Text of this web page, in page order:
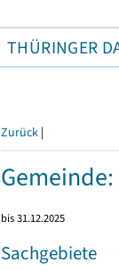
THÜRINGER
Zurück |
bis 31.12.2025
Sachgebiete